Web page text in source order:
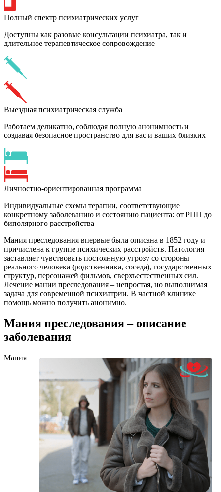
Полный спектр психиатрических услуг
Доступны как разовые консультации психиатра, так и
длительное терапевтическое сопровождение
Выездная психиатрическая служба
Работаем деликатно, соблюдая полную анонимность и
создавая безопасное пространство для вас и ваших близких
Личностно-ориентированная программа
Индивидуальные схемы терапии, соответствующие
конкретному заболеванию и состоянию пациента: от РПП до
биполярного расстройства
Мания преследования впервые была описана в 1852 году и
причислена к группе психических расстройств. Патология
заставляет чувствовать постоянную угрозу со стороны
реального человека (родственника, соседа), государственных
структур, персонажей фильмов, сверхъестественных сил.
Лечение мании преследования – непростая, но выполнимая
задача для современной психиатрии. В частной клинике
помощь можно получить анонимно.
Мания преследования – описание
заболевания
Мания